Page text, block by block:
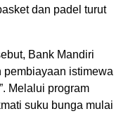
dan padel turut
Bank Mandiri
istimewa
Melalui program
suku bunga mulai